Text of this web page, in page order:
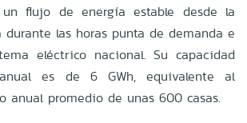
flujo de energía estable desde la
las horas punta de demanda e
eléctrico nacional. Su capacidad
es de 6 GWh, equivalente al
anual promedio de unas 600 casas.